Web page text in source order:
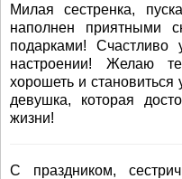
Милая сестренка,
наполнен приятными
подарками!
настроении! Желаю
хорошеть и
девушка, которая
жизни!
С праздником,